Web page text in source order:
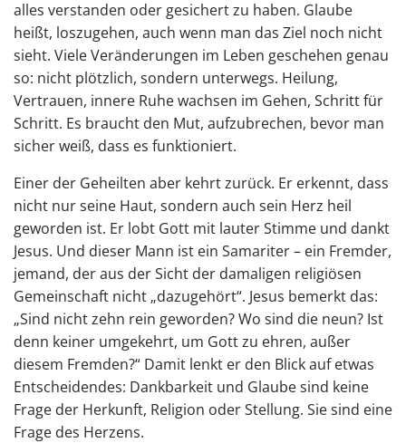
alles verstanden oder gesichert zu haben. Glaube
heißt, loszugehen, auch wenn man das Ziel noch nicht
sieht. Viele Veränderungen im Leben geschehen genau
so: nicht plötzlich, sondern unterwegs. Heilung,
Vertrauen, innere Ruhe wachsen im Gehen, Schritt für
Schritt. Es braucht den Mut, aufzubrechen, bevor man
sicher weiß, dass es funktioniert.
Einer der Geheilten aber kehrt zurück. Er erkennt, dass
nicht nur seine Haut, sondern auch sein Herz heil
geworden ist. Er lobt Gott mit lauter Stimme und dankt
Jesus. Und dieser Mann ist ein Samariter – ein Fremder,
jemand, der aus der Sicht der damaligen religiösen
Gemeinschaft nicht „dazugehört“. Jesus bemerkt das:
„Sind nicht zehn rein geworden? Wo sind die neun? Ist
denn keiner umgekehrt, um Gott zu ehren, außer
diesem Fremden?“ Damit lenkt er den Blick auf etwas
Entscheidendes: Dankbarkeit und Glaube sind keine
Frage der Herkunft, Religion oder Stellung. Sie sind eine
Frage des Herzens.